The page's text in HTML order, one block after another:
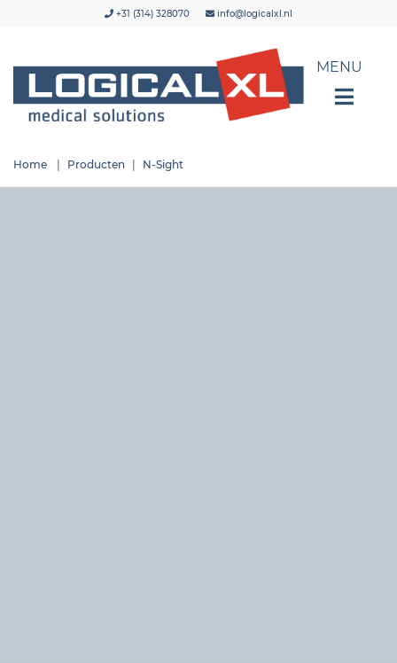
+31 (314) 328070 info@logicalxl.nl
Home Producten N-Sight